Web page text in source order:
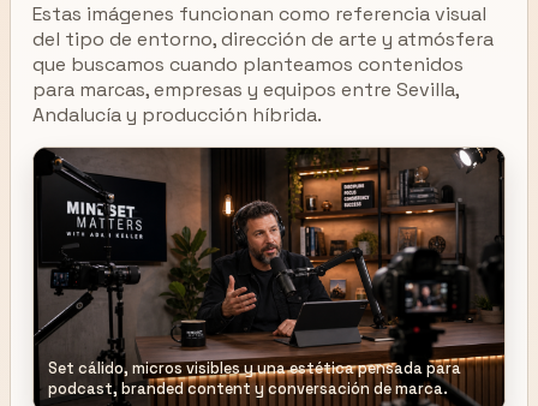
Estas imágenes funcionan como referencia visual
del tipo de entorno, dirección de arte y atmósfera
que buscamos cuando planteamos contenidos
para marcas, empresas y equipos entre Sevilla,
Andalucía y producción híbrida.
Set cálido, micros visibles y una estética pensada para
podcast, branded content y conversación de marca.